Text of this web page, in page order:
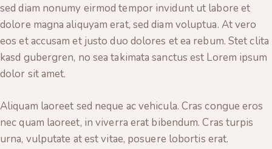
sed diam nonumy eirmod tempor invidunt ut labore et
dolore magna aliquyam erat, sed diam voluptua. At vero
eos et accusam et justo duo dolores et ea rebum. Stet clita
kasd gubergren, no sea takimata sanctus est Lorem ipsum
dolor sit amet.
Aliquam laoreet sed neque ac vehicula. Cras congue eros
nec quam laoreet, in viverra erat bibendum. Cras turpis
urna, vulputate at est vitae, posuere lobortis erat.